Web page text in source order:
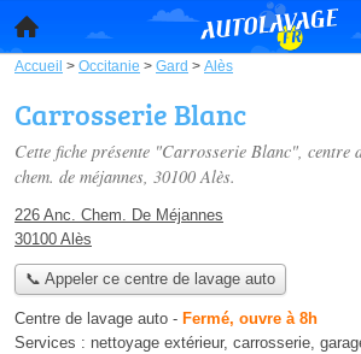
Accueil > Occitanie > Gard > Alès
Carrosserie Blanc
Cette fiche présente "Carrosserie Blanc", centre
chem. de méjannes, 30100 Alès.
226 Anc. Chem. De Méjannes
30100 Alès
📞 Appeler ce centre de lavage auto
Centre de lavage auto - Fermé, ouvre à 8h
Services : nettoyage extérieur, carrosserie,